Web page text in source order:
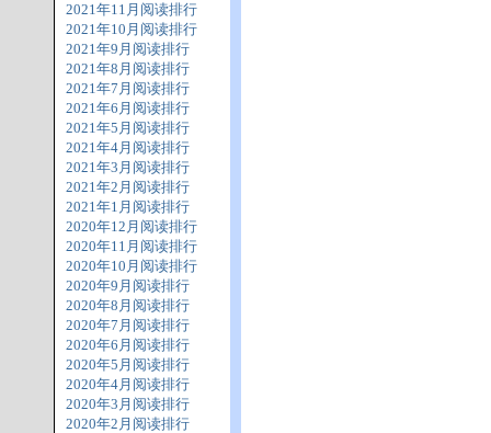
2021年11月阅读排行
2021年10月阅读排行
2021年9月阅读排行
2021年8月阅读排行
2021年7月阅读排行
2021年6月阅读排行
2021年5月阅读排行
2021年4月阅读排行
2021年3月阅读排行
2021年2月阅读排行
2021年1月阅读排行
2020年12月阅读排行
2020年11月阅读排行
2020年10月阅读排行
2020年9月阅读排行
2020年8月阅读排行
2020年7月阅读排行
2020年6月阅读排行
2020年5月阅读排行
2020年4月阅读排行
2020年3月阅读排行
2020年2月阅读排行